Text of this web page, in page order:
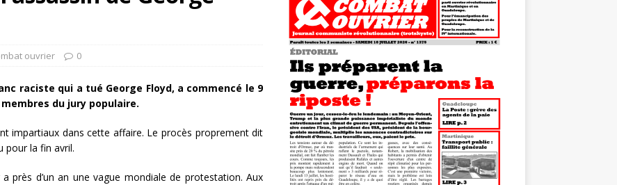
ouvrier 0
raciste qui a tué George Floyd, a commencé le 9
du jury populaire.
impartiaux dans cette affaire. Le procès proprement dit
pour la fin avril.
près d’un an une vague mondiale de protestation. Aux